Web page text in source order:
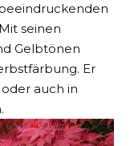
seinen
Gelbtönen
Er
auch in